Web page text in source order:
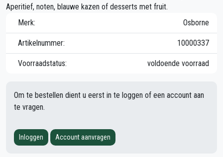
Aperitief, noten, blauwe kazen of desserts met fruit.
Merk:
Osborne
Artikelnummer: 10000337
Voorraadstatus: voldoende voorraad
Om te bestellen dient u eerst in te loggen of een account aan
te vragen.
Inloggen Account aanvragen